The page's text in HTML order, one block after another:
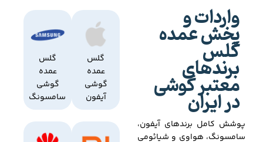
واردات و
پخش عمده
گلس
برندهای
معتبر گوشی
در ایران
پوشش کامل برندهای آیفون،
سامسونگ، هواوی و شیائومی
گلس
عمده
گوشی
آیفون
گلس
عمده
گوشی
سامسونگ